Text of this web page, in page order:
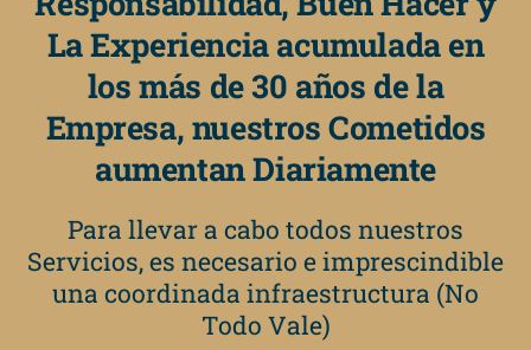
La Experiencia acumulada en
los más de 30 años de la
Empresa, nuestros Cometidos
aumentan Diariamente
Para llevar a cabo todos nuestros
Servicios, es necesario e imprescindible
una coordinada infraestructura (No
Todo Vale)